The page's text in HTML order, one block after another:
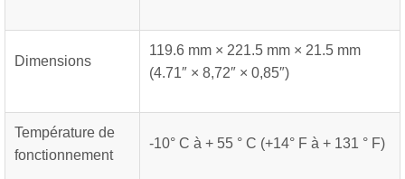
Dimensions
119.6 mm × 221.5 mm × 21.5 mm
(4.71″ × 8,72″ × 0,85″)
Température de
fonctionnement
-10° C à + 55 ° C (+14° F à + 131 ° F)